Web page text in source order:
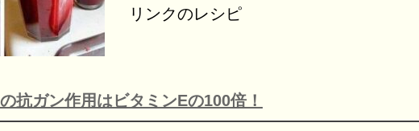
リンクのレシピ
抗ガン作用はビタミンEの100倍！